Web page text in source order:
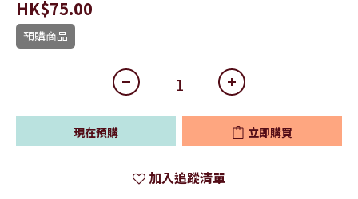
HK$75.00
預購商品
現在預購 立即購買
加入追蹤清單